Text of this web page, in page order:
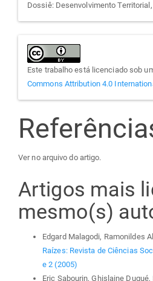
Dossiê: Desenvolvimento
Este trabalho está licenciado sob
Commons Attribution 4.0
Ver no arquivo do artigo.
Artigos mais
mesmo(s)
Edgard Malagodi, Ramonildes
Raízes: Revista de Ciências
e 2 (2005)
Eric Sabourin, Ghislaine